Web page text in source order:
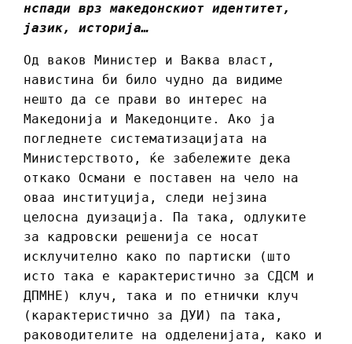
нспади врз македонскиот идентитет,
јазик, историја…
Од ваков Министер и Ваква власт,
навистина би било чудно да видиме
нешто да се прави во интерес на
Македонија и Македонците. Ако ја
погледнете систематизацијата на
Министерството, ќе забележите дека
откако Османи е поставен на чело на
оваа институција, следи нејзина
целосна дуизација. Па така, одлуките
за кадровски решенија се носат
исклучително како по партиски (што
исто така е карактеристично за СДСМ и
ДПМНЕ) клуч, така и по етнички клуч
(карактеристично за ДУИ) па така,
раководителите на одделенијата, како и